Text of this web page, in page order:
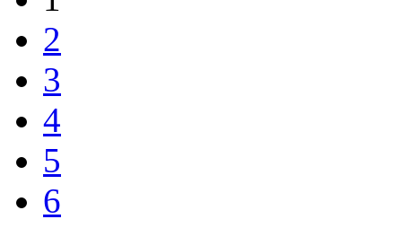
2
3
4
5
6